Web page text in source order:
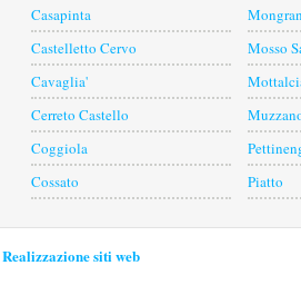
Casapinta
Castelletto Cervo
Cavaglia'
Cerreto Castello
Coggiola
Cossato
Mosso
Piatto
Realizzazione siti web